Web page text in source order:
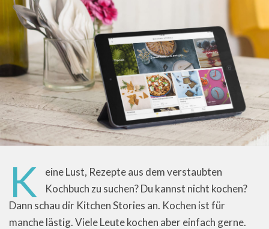
K
eine Lust, Rezepte aus dem verstaubten
Kochbuch zu suchen? Du kannst nicht kochen?
Dann schau dir Kitchen Stories an. Kochen ist für
manche lästig. Viele Leute kochen aber einfach gerne.